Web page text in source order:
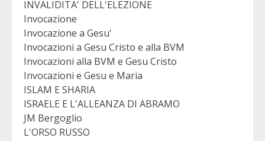
INVALIDITA' DELL'ELEZIONE
Invocazione
Invocazione a Gesu'
Invocazioni a Gesu Cristo e alla BVM
Invocazioni alla BVM e Gesu Cristo
Invocazioni e Gesu e Maria
ISLAM E SHARIA
ISRAELE E L'ALLEANZA DI ABRAMO
JM Bergoglio
L'ORSO RUSSO